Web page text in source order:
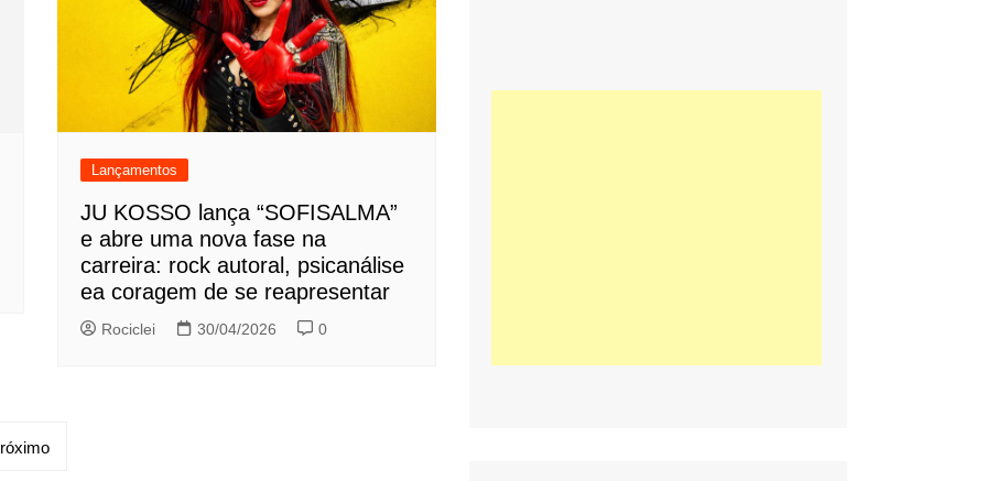
Lançamentos
JU KOSSO lança “SOFISALMA”
e abre uma nova fase na
carreira: rock autoral, psicanálise
ea coragem de se reapresentar
Rociclei 30/04/2026 0